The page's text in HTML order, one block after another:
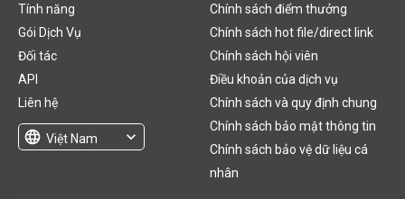
Tính năng
Gói Dịch Vụ
Đối tác
API
Liên hệ
language Việt Nam
expand_more
Chính sách điểm thưởng
Chính sách hot file/direct link
Chính sách hội viên
Điều khoản của dịch vụ
Chính sách và quy định chung
Chính sách bảo mật thông tin
Chính sách bảo vệ dữ liệu cá
nhân